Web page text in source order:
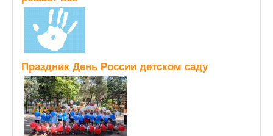
Праздник День России детском саду